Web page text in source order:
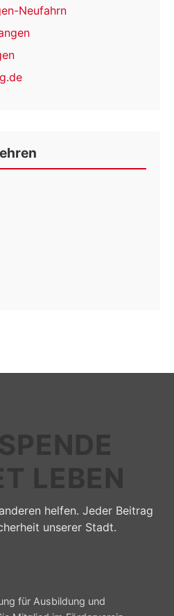
Neufahrn
LEBEN
helfen. Jeder Beitrag
unserer Stadt.
für Ausbildung und